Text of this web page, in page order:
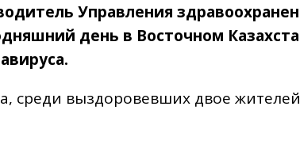
Управления
день в Восточном
среди выздоровевших двое